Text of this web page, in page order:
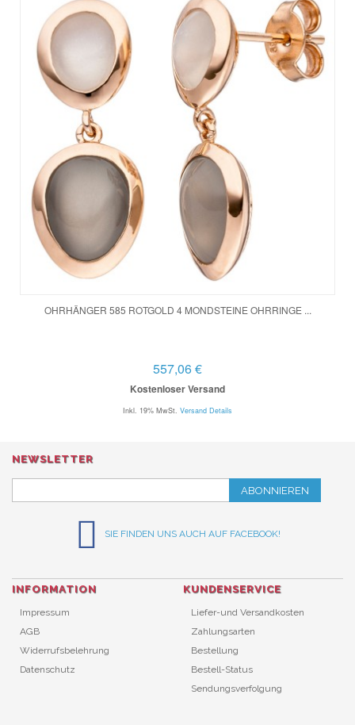
OHRHÄNGER 585 ROTGOLD 4 MONDSTEINE OHRRINGE ...
557,06 €
Kostenloser Versand
Inkl. 19% MwSt. Versand Details
NEWSLETTER
ABONNIEREN
SIE FINDEN UNS AUCH AUF FACEBOOK!
INFORMATION
Impressum
AGB
Widerrufsbelehrung
Datenschutz
KUNDENSERVICE
Liefer-und Versandkosten
Zahlungsarten
Bestellung
Bestell-Status
Sendungsverfolgung